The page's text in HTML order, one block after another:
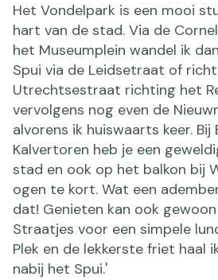
Het Vondelpark is een mooi
hart van de stad. Via de
het Museumplein wandel ik
Spui via de Leidsetraat of
Utrechtsestraat richting het
vervolgens nog even de
alvorens ik huiswaarts keer. Bij
Kalvertoren heb je een
stad en ook op het balkon bij
ogen te kort. Wat een
dat! Genieten kan ook
Straatjes voor een simpele
Plek en de lekkerste friet haal
nabij het Spui.'